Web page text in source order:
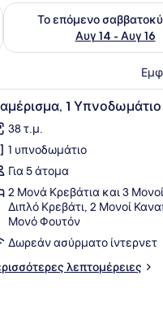
σαββατοκύριακο Αυγ 7 -
Το επόμενο
Αυγ 14 - Αυγ 16
Έλεγχος
μπάνιο που φαίνεται μέσα
έναν πίνακα και ένα
8 1 Υπνοδωμάτιο
38 τ.μ.
1 υπνοδωμάτιο
Για 5 άτομα
2 Μονά Κρεβάτια και 3
Διπλό Κρεβάτι, 2 Μονοί
Μονό Φουτόν
Δωρεάν ασύρματο ίντερνετ
λεπτομέρειες